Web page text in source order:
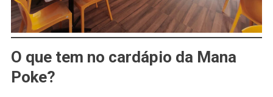
O que tem no cardápio da Mana
Poke?